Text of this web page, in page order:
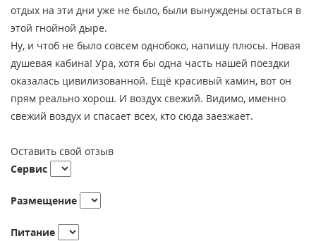
отдых на эти дни уже не было, были вынуждены остаться в
этой гнойной дыре.
Ну, и чтоб не было совсем однобоко, напишу плюсы. Новая
душевая кабина! Ура, хотя бы одна часть нашей поездки
оказалась цивилизованной. Ещё красивый камин, вот он
прям реально хорош. И воздух свежий. Видимо, именно
свежий воздух и спасает всех, кто сюда заезжает.
Оставить свой отзыв
Сервис
Размещение
Питание